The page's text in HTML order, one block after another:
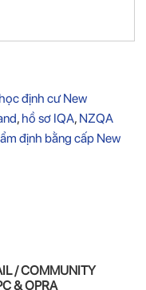
định cư New
, hồ sơ IQA, NZQA
định bằng cấp New
/ COMMUNITY
& OPRA